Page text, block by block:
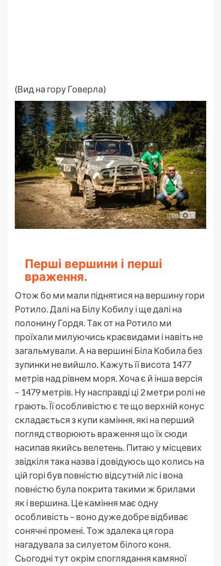
(Вид на гору Говерла)
Перші вершини і перші
враження.
Отож бо ми мали піднятися на вершину гори
Ротило. Далі на Білу Кобилу і ще далі на
полонину Гордя. Так от на Ротило ми
проїхали милуючись краєвидами і навіть не
загальмували. А на вершині Біла Кобила без
зупинки не вийшло. Кажуть її висота 1477
метрів над рівнем моря. Хоча є й інша версія
– 1479 метрів. Ну насправді ці 2 метри ролі не
грають. Її особливістю є те що верхній конус
складається з купи каміння, які на перший
погляд створюють враження що їх сюди
насипав якийсь велетень. Питаю у місцевих
звідкіля така назва і довідуюсь що колись на
цій горі був повністю відсутній ліс і вона
повністю була покрита такими ж брилами
як і вершина. Це каміння має одну
особливість – воно дуже добре відбиває
сонячні промені. Тож здалека ця гора
нагадувала за силуетом білого коня.
Сьогодні тут окрім споглядання камяної